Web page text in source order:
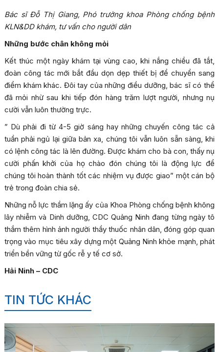
Bác sĩ Đỗ Thị Giang, Phó trưởng khoa Phòng chống bệnh
KLN&DD khám, tư vấn cho người dân
Những bước chân không mỏi
Kết thúc một ngày khám tại vùng cao, khi nắng chiều đã tắt,
đoàn công tác mới bắt đầu dọn dẹp thiết bị để chuyển sang
điểm khám khác. Đôi tay của những điều dưỡng, bác sĩ có thể
đã mỏi nhừ sau khi tiếp đón hàng trăm lượt người, nhưng nụ
cười vẫn luôn thường trực.
” Dù phải đi từ 4-5 giờ sáng hay những chuyến công tác cả
tuần phải ngủ lại giữa bản xa, chúng tôi vẫn luôn sẵn sàng, khi
có lệnh công tác là lên đường. Được khám cho bà con, thấy nụ
cười phấn khởi của họ chào đón chúng tôi là động lực để
chúng tôi hoàn thành tốt các nhiệm vụ được giao” một cán bộ
trẻ trong đoàn chia sẻ.
Những nỗ lực thầm lặng ấy của Khoa Phòng chống bệnh không
lây nhiễm và Dinh dưỡng, CDC Quảng Ninh đang từng ngày tô
thắm thêm hình ảnh người thầy thuốc nhân dân, đóng góp quan
trọng vào mục tiêu xây dựng một Quảng Ninh khỏe mạnh, phát
triển bền vững từ gốc rễ y tế cơ sở.
Hải Ninh – CDC
TIN TỨC KHÁC